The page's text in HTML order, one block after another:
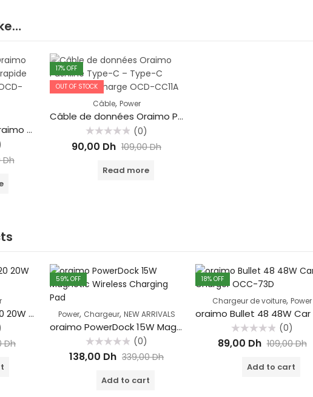
Câble de données Oraimo Android tressé charge rapide 5V 2.1A Micro USB 1.5m OCD-M29N
Dh
17% OFF
OUT OF STOCK
Câble, Power
Câble de données Oraimo Pushline Type-C – Type-C 100W Ultra Charge OCD-CC11A
0
(0)
90,00 Dh 109,00Dh
Read more
oraimo PowerCube 20 20W Wall Charger Kit
Dh
59% OFF
Power, Chargeur, NEW ARRIVALS
oraimo PowerDock 15W Magnetic Wireless Charging Pad
Rated
0
(0)
138,00 Dh 339,00Dh
Add to cart
18% OFF
Chargeur de voiture, Power
Rated
0
(0)
89,00 Dh 109,00Dh
Add to cart